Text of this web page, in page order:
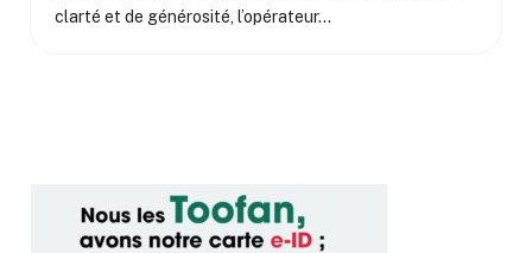
clarté et de générosité, l’opérateur…